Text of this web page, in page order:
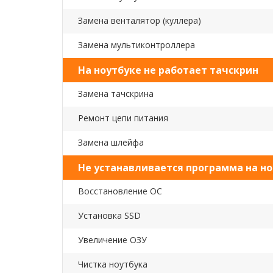
Замена венталятор (куллера)
Замена мультиконтроллера
На ноутбуке не работает тачскрин
Замена тачскрина
Ремонт цепи питания
Замена шлейфа
Не устанавливается программа на
Восстановление ОС
Установка SSD
Увеличение ОЗУ
Чистка ноутбука